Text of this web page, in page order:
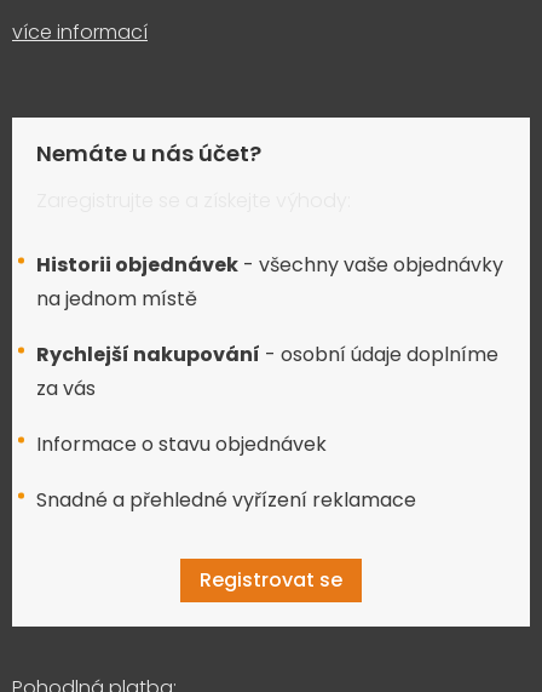
více informací
Nemáte u nás účet?
Historii objednávek - všechny vaše objednávky
na jednom místě
Rychlejší nakupování - osobní údaje doplníme
za vás
Informace o stavu objednávek
Snadné a přehledné vyřízení reklamace
Registrovat se